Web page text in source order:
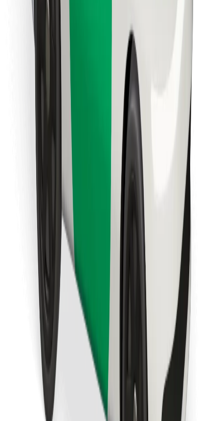
Bolt alkalmazás letöltése
Bolt Food app letöltése